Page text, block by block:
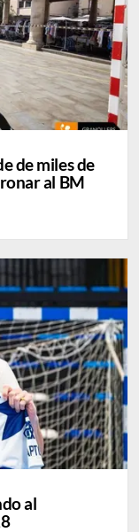
de miles de
al BM
al